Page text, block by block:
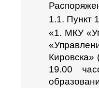
1.1. Пункт
«1. МКУ
19.00